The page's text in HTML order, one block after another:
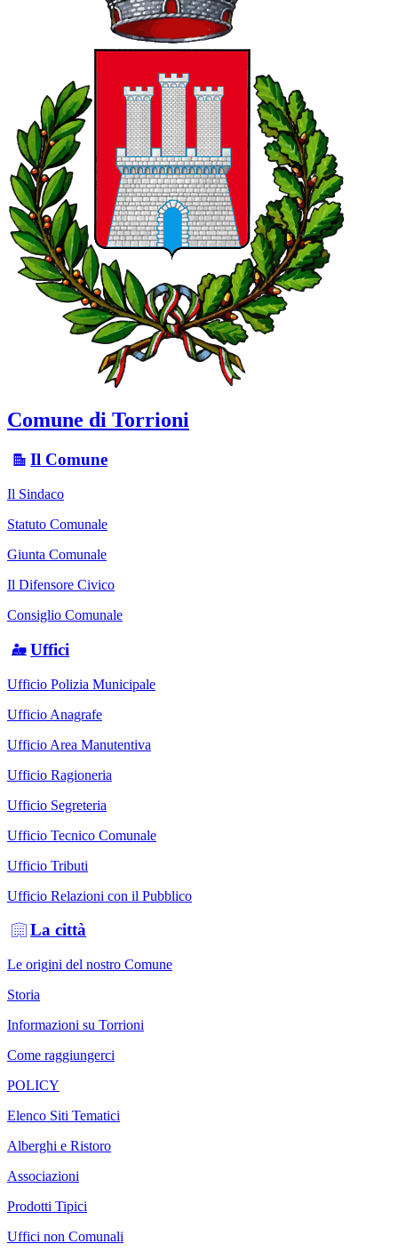
Comune di Torrioni
Il Comune
Il Sindaco
Statuto Comunale
Giunta Comunale
Il Difensore Civico
Consiglio Comunale
Uffici
Ufficio Polizia Municipale
Ufficio Anagrafe
Ufficio Area Manutentiva
Ufficio Ragioneria
Ufficio Segreteria
Ufficio Tecnico Comunale
Ufficio Tributi
Ufficio Relazioni con il Pubblico
La città
Le origini del nostro Comune
Storia
Informazioni su Torrioni
Come raggiungerci
POLICY
Elenco Siti Tematici
Alberghi e Ristoro
Associazioni
Prodotti Tipici
Uffici non Comunali